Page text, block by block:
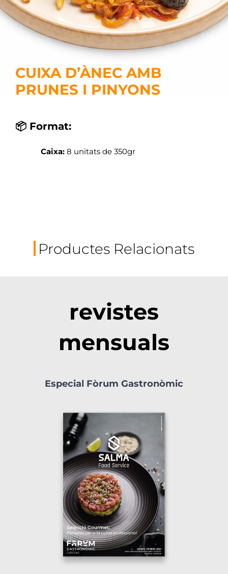
CUIXA D’ÀNEC AMB
PRUNES I PINYONS
📦 Format:
Caixa: 8 unitats de 350gr
Productes Relacionats
revistes
mensuals
Especial Fòrum Gastronòmic